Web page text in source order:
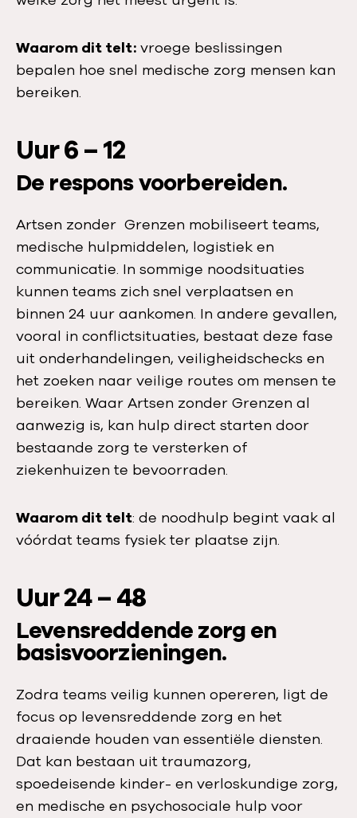
Waarom dit telt: vroege beslissingen
bepalen hoe snel medische zorg mensen kan
bereiken.
Uur 6 – 12
De respons voorbereiden.
Artsen zonder Grenzen mobiliseert teams,
medische hulpmiddelen, logistiek en
communicatie. In sommige noodsituaties
kunnen teams zich snel verplaatsen en
binnen 24 uur aankomen. In andere gevallen,
vooral in conflictsituaties, bestaat deze fase
uit onderhandelingen, veiligheidschecks en
het zoeken naar veilige routes om mensen te
bereiken. Waar Artsen zonder Grenzen al
aanwezig is, kan hulp direct starten door
bestaande zorg te versterken of
ziekenhuizen te bevoorraden.
Waarom dit telt: de noodhulp begint vaak al
vóórdat teams fysiek ter plaatse zijn.
Uur 24 – 48
Levensreddende zorg en
basisvoorzieningen.
Zodra teams veilig kunnen opereren, ligt de
focus op levensreddende zorg en het
draaiende houden van essentiële diensten.
Dat kan bestaan uit traumazorg,
spoedeisende kinder- en verloskundige zorg,
en medische en psychosociale hulp voor